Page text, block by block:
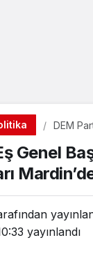
DEM
Genel
yayınlandı